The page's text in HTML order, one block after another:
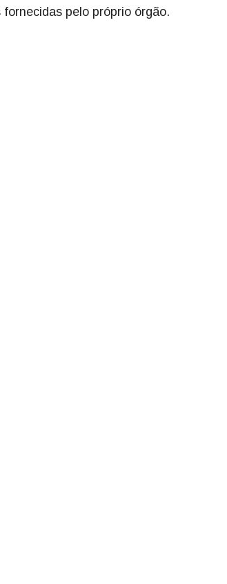
pelo próprio órgão.